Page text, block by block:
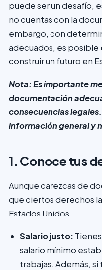
puede ser un desafío,
no cuentas con la
embargo, con
adecuados, es posible
construir un futuro en
Nota: Es importante
documentación
consecuencias
información general y
1. Conoce tus
Aunque carezcas de
que ciertos derechos
Estados Unidos.
Salario justo:
salario mínimo
trabajas. Además, si